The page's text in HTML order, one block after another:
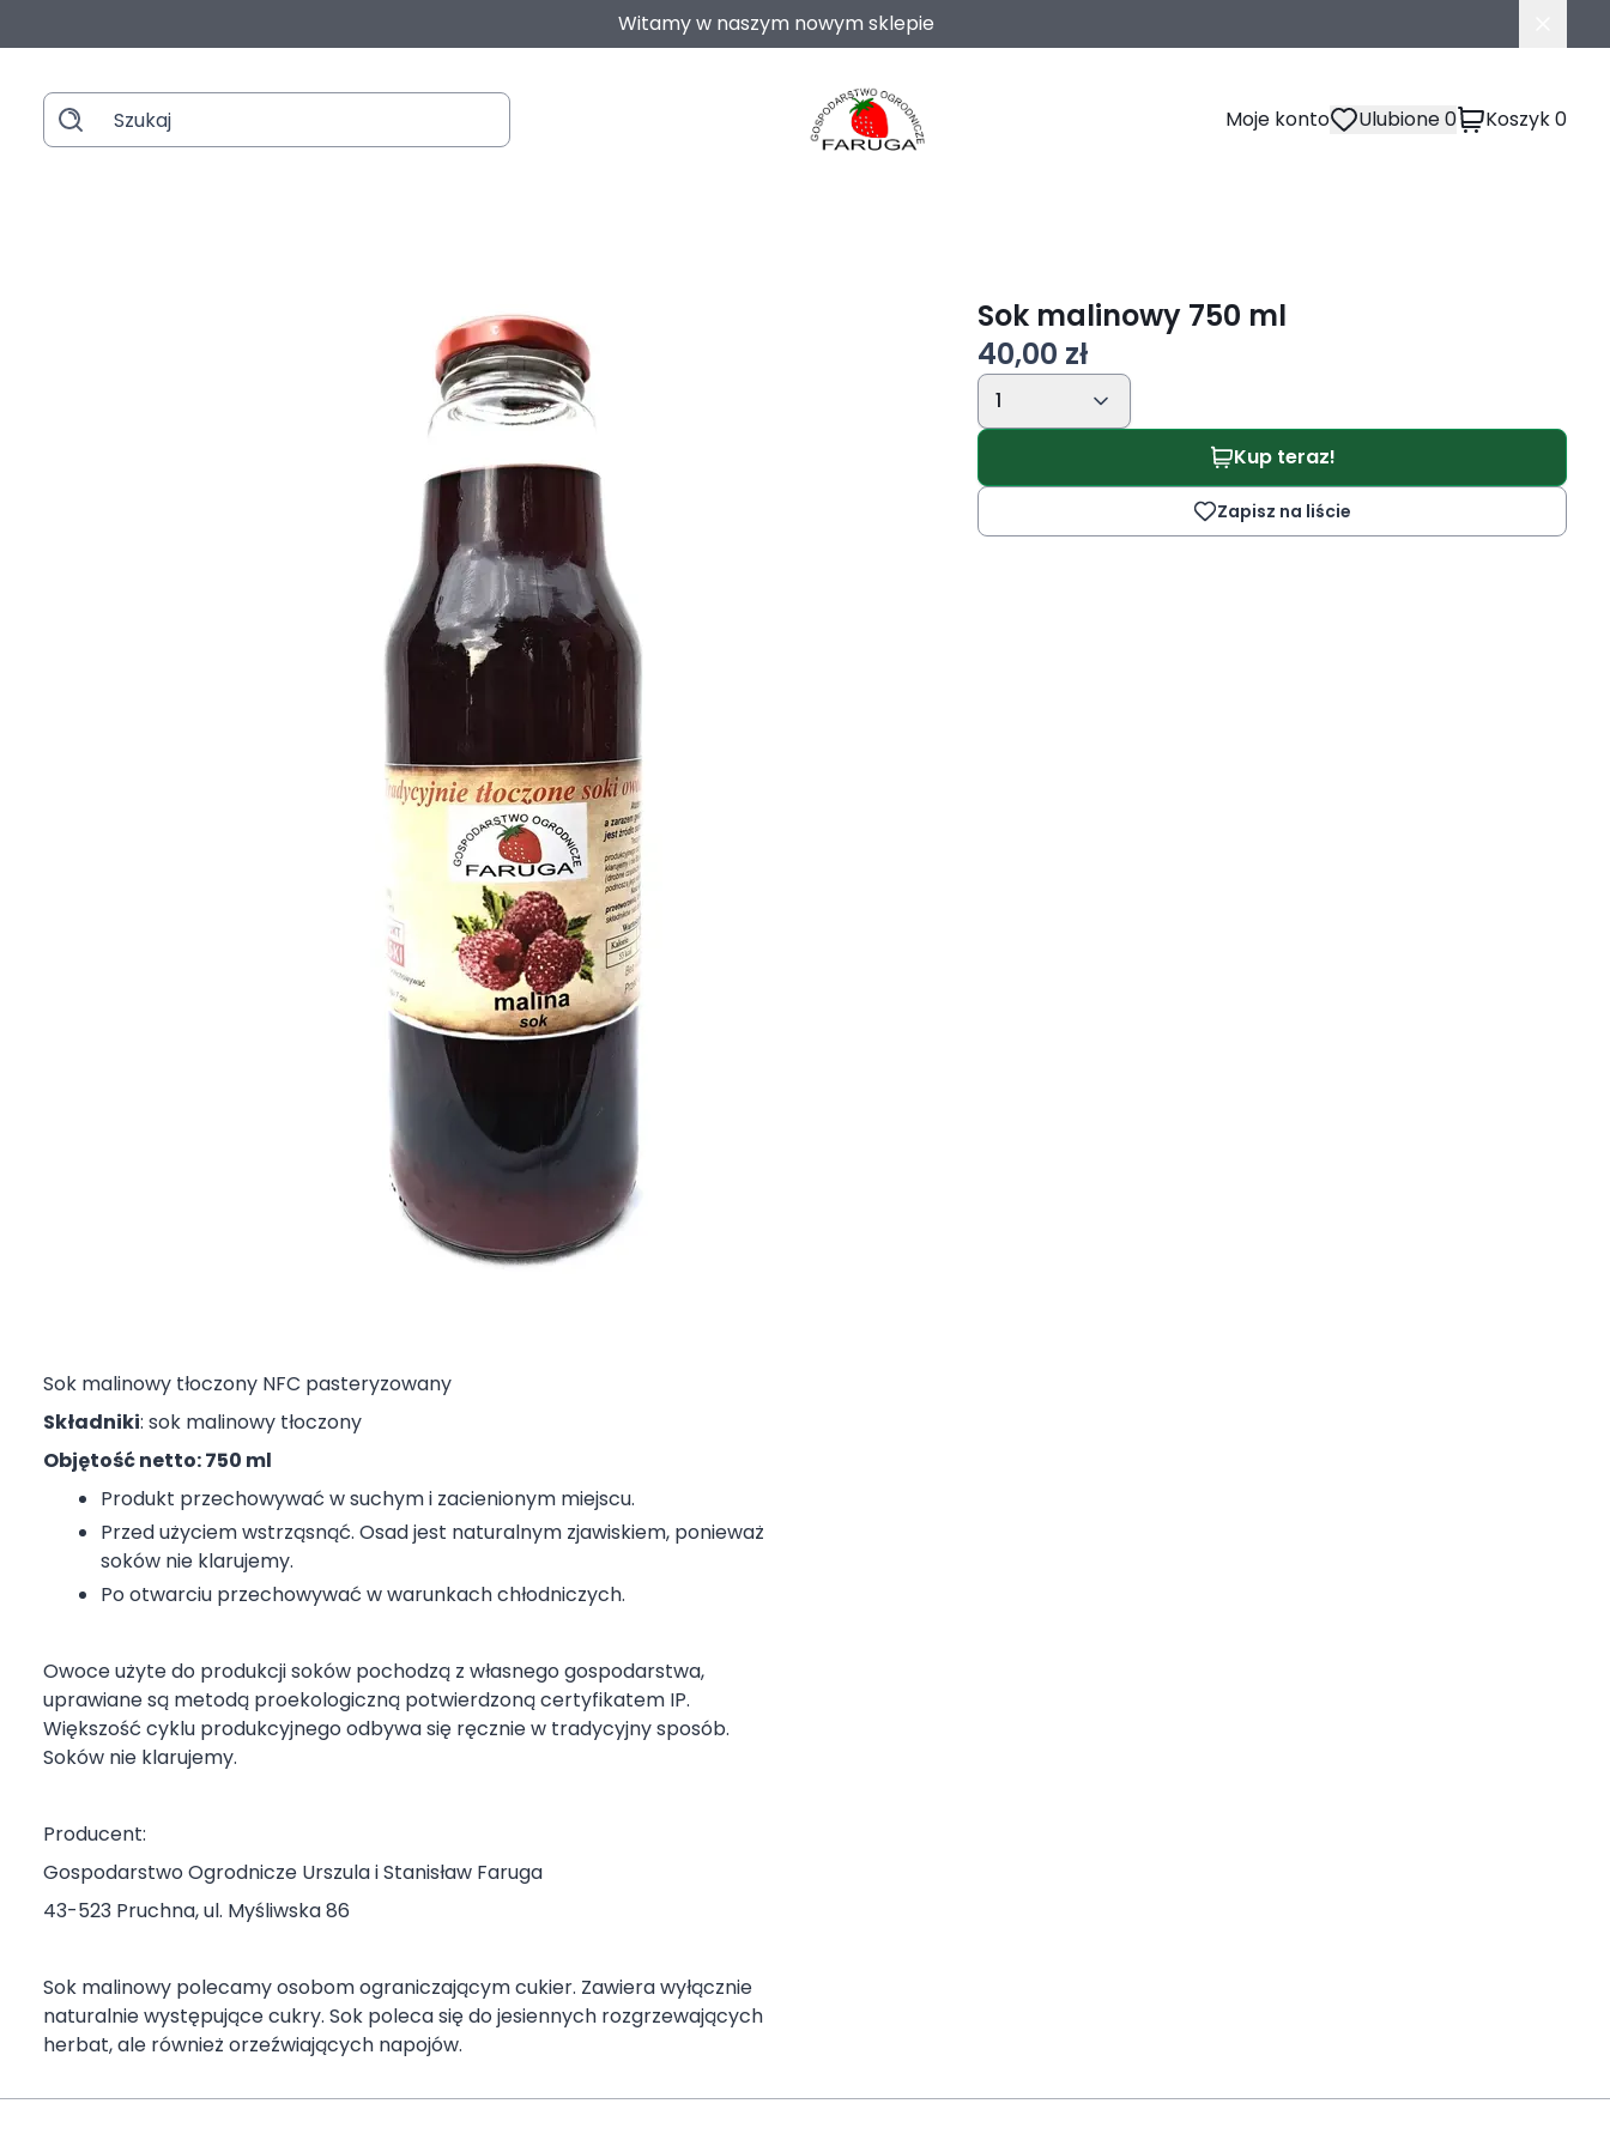
Witamy w naszym nowym sklepie
Moje konto Ulubione0 Koszyk0
Sok malinowy 750 ml
40,00 zł
1
Kup teraz!
Zapisz na liście
Sok malinowy tłoczony NFC pasteryzowany
Składniki: sok malinowy tłoczony
Objętość netto: 750 ml
Produkt przechowywać w suchym i zacienionym miejscu.
Przed użyciem wstrząsnąć. Osad jest naturalnym zjawiskiem, ponieważ
soków nie klarujemy.
Po otwarciu przechowywać w warunkach chłodniczych.
Owoce użyte do produkcji soków pochodzą z własnego gospodarstwa,
uprawiane są metodą proekologiczną potwierdzoną certyfikatem IP.
Większość cyklu produkcyjnego odbywa się ręcznie w tradycyjny sposób.
Soków nie klarujemy.
Producent:
Gospodarstwo Ogrodnicze Urszula i Stanisław Faruga
43-523 Pruchna, ul. Myśliwska 86
Sok malinowy polecamy osobom ograniczającym cukier. Zawiera wyłącznie
naturalnie występujące cukry. Sok poleca się do jesiennych rozgrzewających
herbat, ale również orzeźwiających napojów.